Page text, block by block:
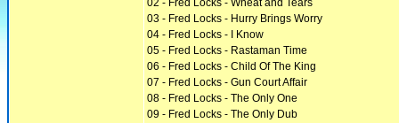
02 - Fred Locks - Wheat and Tears
03 - Fred Locks - Hurry Brings Worry
04 - Fred Locks - I Know
05 - Fred Locks - Rastaman Time
06 - Fred Locks - Child Of The King
07 - Fred Locks - Gun Court Affair
08 - Fred Locks - The Only One
09 - Fred Locks - The Only Dub